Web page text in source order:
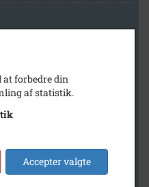
forbedre din
af statistik.
Accepter valgte